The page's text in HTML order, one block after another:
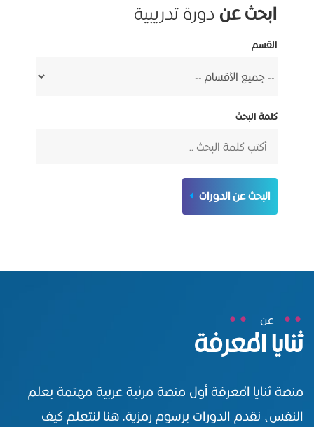
ابحث عن دورة تدريبية
القسم
كلمة البحث
البحث عن الدورات
عن
ثنايا المعرفة
منصة ثنايا المعرفة أول منصة مرئية عربية مهتمة بعلم
النفس، نقدم الدورات برسوم رمزية. هنا لنتعلم كيف